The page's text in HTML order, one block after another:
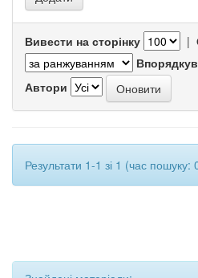
Вивести на сторінку |
Автори
Результати 1-1 зі 1 (час пошуку: